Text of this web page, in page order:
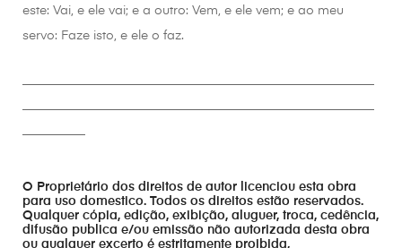
este: Vai, e ele vai; e a outro: Vem, e ele vem; e ao meu
servo: Faze isto, e ele o faz.
O Proprietário dos direitos de autor licenciou esta obra
para uso domestico. Todos os direitos estão reservados.
Qualquer cópia, edição, exibição, aluguer, troca, cedência,
difusão publica e/ou emissão não autorizada desta obra
ou qualquer excerto é estritamente proibida,